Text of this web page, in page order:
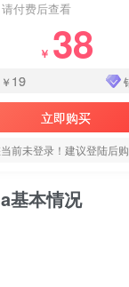
付费后查看
￥ 38
￥ 19
立即购买
前未登录！建议登陆后
基本情况